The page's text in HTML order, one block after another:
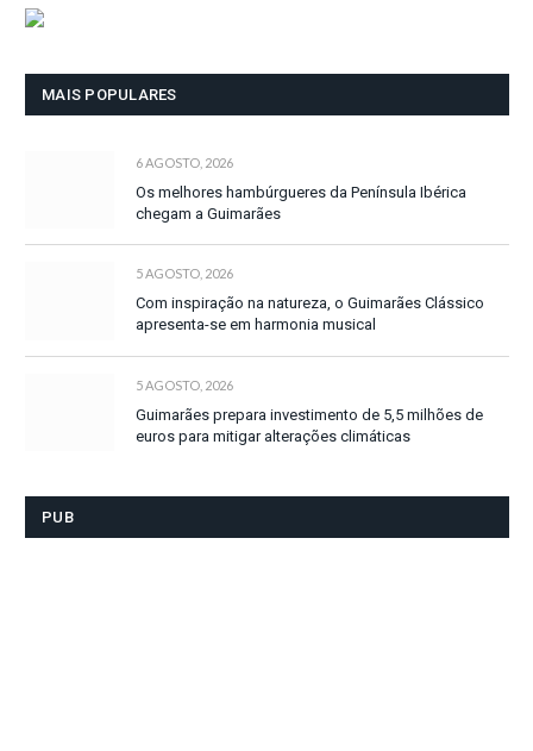
MAIS POPULARES
6 AGOSTO, 2026
Os melhores hambúrgueres da Península Ibérica
chegam a Guimarães
5 AGOSTO, 2026
Com inspiração na natureza, o Guimarães Clássico
apresenta-se em harmonia musical
5 AGOSTO, 2026
Guimarães prepara investimento de 5,5 milhões de
euros para mitigar alterações climáticas
PUB